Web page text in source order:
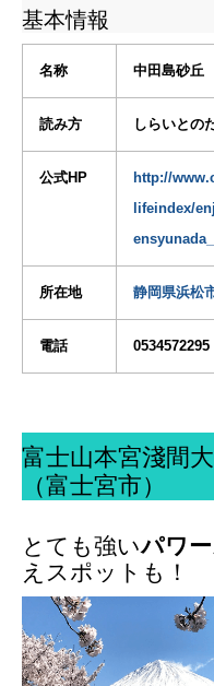
基本情報
名称 中田島砂丘
読み方 しらいとの
公式HP
http://
lifeindex/
所在地 静岡県浜松
電話 0534572295
富士山本宮淺間
（富士宮市）
とても強いパワ
えスポットも！